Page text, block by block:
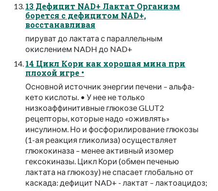
13 Дефицит NAD+ Лактат Организм
борется с дефицитом NAD+,
восстанавливая
пируват до лактата с параллельным
окислением NADH до NAD+
14 Цикл Кори как хорошая мина при
плохой игре •
Основной источник энергии печени – альфа-
кето кислоты. • У нее не только
низкоаффинитивные глюкозе GLUT2
рецепторы, которые надо «оживлять»
инсулином. Но и фосфорилирование глюкозы
(1-ая реакция гликолиза) осуществляет
глюкокиназа – менее активный изомер
гексокиназы. Цикл Кори (обмен печенью
лактата на глюкозу) не спасает глобально от
каскада: дефицит NAD+ - лактат – лактоацидоз;